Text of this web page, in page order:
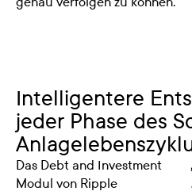
Intelligentere
jeder Phase des
Das Debt and Investment
Modul von Ripple